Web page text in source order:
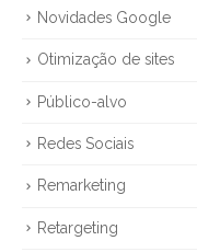
Novidades Google
Otimização de sites
Público-alvo
Redes Sociais
Remarketing
Retargeting